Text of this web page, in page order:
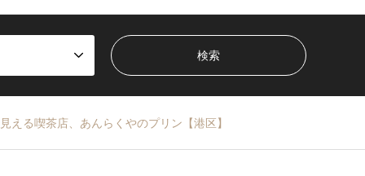
える喫茶店、あんらくやのプリン【港区】